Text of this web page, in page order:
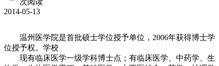
2014-05-13
温州医学院是首批硕士学位授予单位，2006年获得博士学
位授予权。学校
现有临床医学一级学科博士点；有临床医学、中药学、生